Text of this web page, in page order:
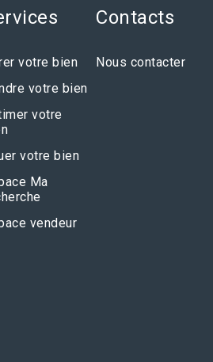
votre bien
votre bien
votre
votre bien
Ma
vendeur
Contacts
Nous contacter